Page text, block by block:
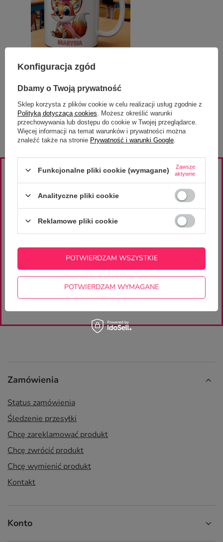
Lisek
22,50 zł / szt.
ZAJRZYJ NA NASZE PROFILE
znajdziesz wiele ciekawych projektów i inspiracji
ZAPISZ SIĘ DO
NEWSLETTERA
otrzymaj rabat 10% na pierwsze zakupy
ZAPISZ SIĘ
Zamówienia
Status zamówienia
Śledzenie przesyłki
Chcę zareklamować produkt
Chcę zwrócić produkt
Chcę wymienić produkt
Kontakt
Konto
Konfiguracja zgód
Dbamy o Twoją prywatność
Sklep korzysta z plików cookie w celu realizacji usług zgodnie z
Polityką dotyczącą cookies . Możesz określić warunki
przechowywania lub dostępu do cookie w Twojej przeglądarce.
Więcej informacji na temat warunków i prywatności można
znaleźć także na stronie Prywatność i warunki Google
Funkcjonalne pliki cookie (wymagane)
Zawsze
aktywne
Analityczne pliki cookie
Reklamowe pliki cookie
POTWIERDZAM WYMAGANE
POTWIERDZAM WSZYSTKIE